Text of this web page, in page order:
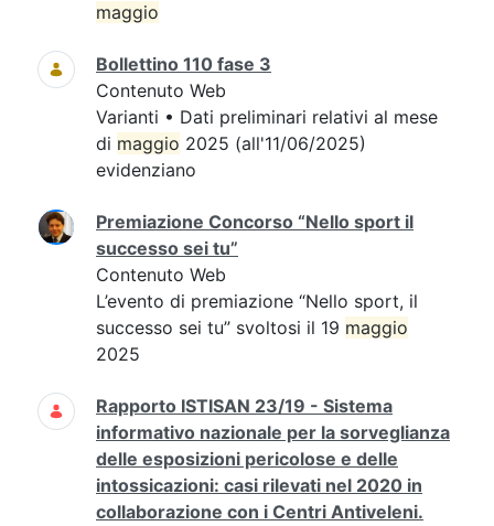
maggio
Bollettino 110 fase 3
Contenuto Web
Varianti • Dati preliminari relativi al mese
di maggio 2025 (all'11/06/2025)
evidenziano
Premiazione Concorso “Nello sport il
successo sei tu”
Contenuto Web
L’evento di premiazione “Nello sport, il
successo sei tu” svoltosi il 19 maggio
2025
Rapporto ISTISAN 23/19 - Sistema
informativo nazionale per la sorveglianza
delle esposizioni pericolose e delle
intossicazioni: casi rilevati nel 2020 in
collaborazione con i Centri Antiveleni.